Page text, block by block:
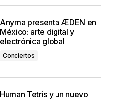
Anyma presenta ÆDEN en
México: arte digital y
electrónica global
Conciertos
Human Tetris y un nuevo